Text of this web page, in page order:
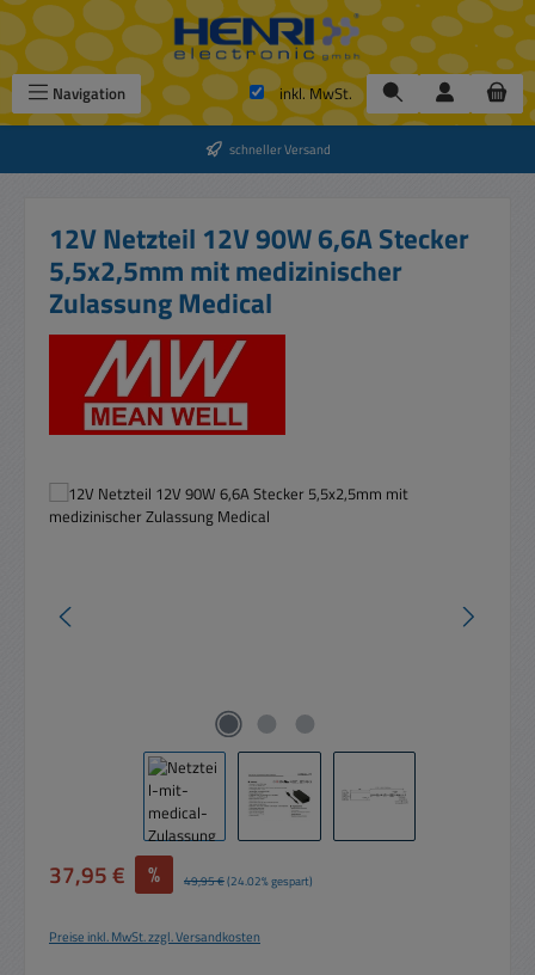
Zum Hauptinhalt springen
Navigation inkl. MwSt.
schneller Versand
12V Netzteil 12V 90W 6,6A Stecker
5,5x2,5mm mit medizinischer
Zulassung Medical
Verkaufspreis:
37,95 € % Regulärer Preis:
49,95 €(24.02% gespart)
Preise inkl. MwSt. zzgl. Versandkosten